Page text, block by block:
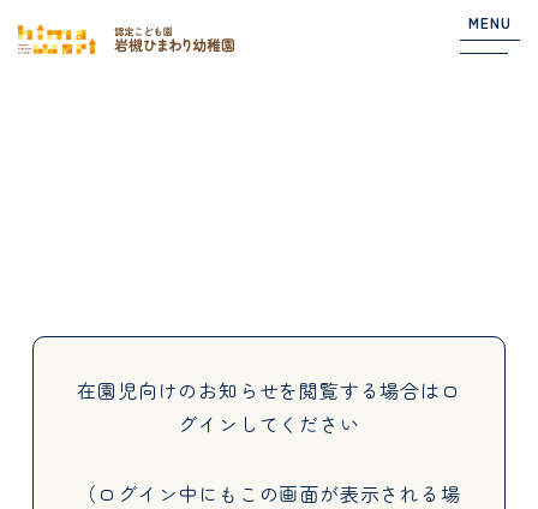
MENU
About
在園児向けのお知らせを閲覧する場合は ロ
グインしてください
（ログイン中にもこの画面が表示される場